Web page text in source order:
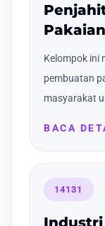
Kelompok ini
pembuatan
masyarakat
BACA
14131